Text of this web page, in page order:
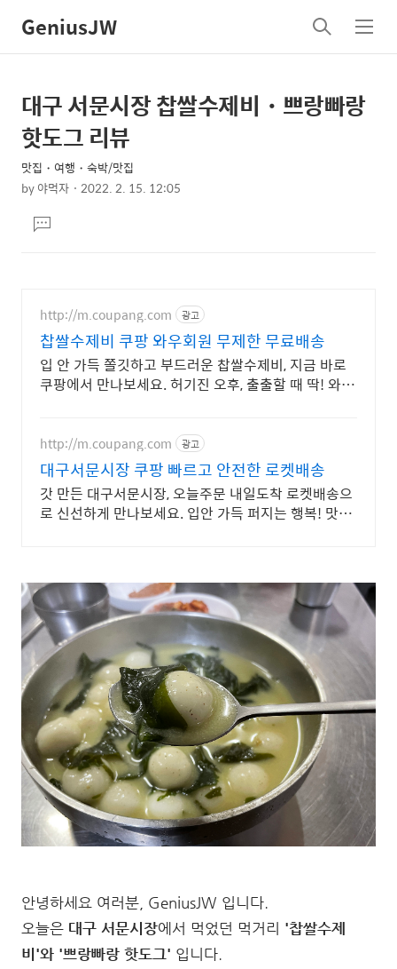
GeniusJW
검
색
메
뉴
상
세
컨
텐
본
문
제
목
대구 서문시장 찹쌀수제비・쁘랑빠랑
핫도그 리뷰
맛집・여행・숙박/맛집
by야먹자 2022. 2. 15. 12:05
문댓
글
http://m.coupang.com 광고
찹쌀수제비 쿠팡 와우회원 무제한 무료배송
입 안 가득 쫄깃하고 부드러운 찹쌀수제비, 지금 바로
쿠팡에서 만나보세요. 허기진 오후, 출출할 때 딱! 와우
http://m.coupang.com 광고
대구서문시장 쿠팡 빠르고 안전한 로켓배송
갓 만든 대구서문시장, 오늘주문 내일도착 로켓배송으
로 신선하게 만나보세요. 입안 가득 퍼지는 행복! 맛있
안녕하세요 여러분, GeniusJW 입니다.
오늘은 대구 서문시장에서 먹었던 먹거리 '찹쌀수제
비'와 '쁘랑빠랑 핫도그' 입니다.